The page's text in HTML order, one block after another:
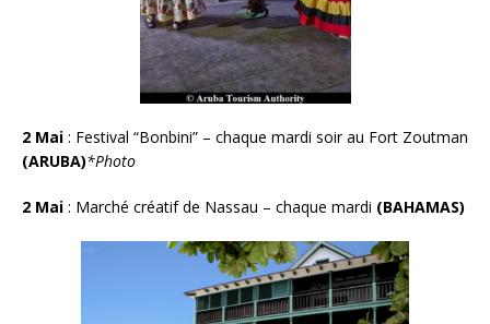
2 Mai : Festival “Bonbini” – chaque mardi soir au Fort Zoutman
(ARUBA)*Photo
2 Mai : Marché créatif de Nassau – chaque mardi (BAHAMAS)